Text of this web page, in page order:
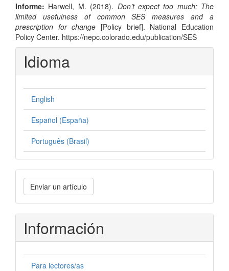
Informe: Harwell, M. (2018). Don’t expect too much: The
limited usefulness of common SES measures and a
prescription for change [Policy brief]. National Education
Policy Center. https://nepc.colorado.edu/publication/SES
Idioma
English
Español (España)
Português (Brasil)
Enviar
un
artículo
Enviar un artículo
Información
Para lectores/as